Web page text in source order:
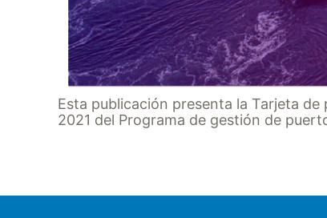
Esta publicación presenta la Tarjeta
2021 del Programa de gestión de